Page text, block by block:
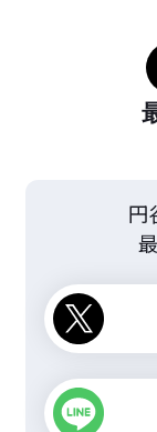
円